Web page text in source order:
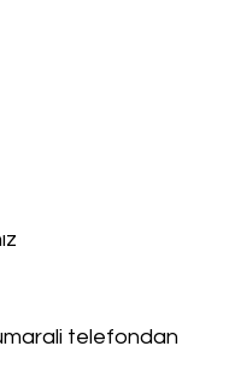
telefondan